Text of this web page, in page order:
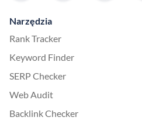
Narzędzia
Rank Tracker
Keyword Finder
SERP Checker
Web Audit
Backlink Checker